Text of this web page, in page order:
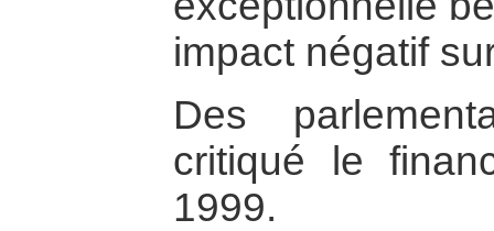
impact négatif
Des
critiqué le
1999.